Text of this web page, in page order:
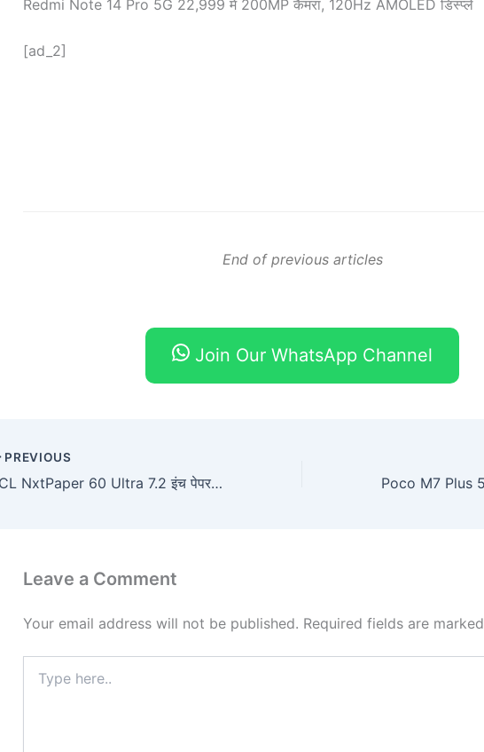
Redmi Note 14 Pro 5G 22,999 में 200MP कैमरा, 120Hz AMOLED डिस्प्ले
[ad_2]
End of previous articles
Join Our WhatsApp Channel
PREVIOUS
TCL NxtPaper 60 Ultra 7.2 इंच पेपर जैसी डिस्प्ले, 50MP टेलीफोटो कैमरा और कीमत 40,000
Leave a Comment
Your email address will not be published. Required fields are marked
here..